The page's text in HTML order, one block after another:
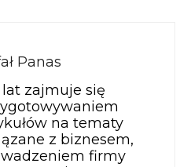
Panas
zajmuje się
na tematy
z biznesem,
firmy